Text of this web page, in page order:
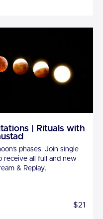
| Rituals with
phases. Join single
receive all full and new
& Replay.
$21